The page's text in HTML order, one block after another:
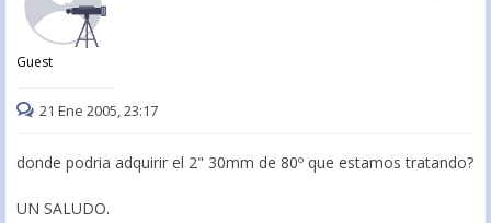
Guest
21 Ene 2005, 23:17
donde podria adquirir el 2" 30mm de 80º que estamos tratando?
UN SALUDO.